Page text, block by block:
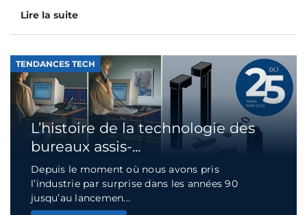
Lire la suite
TENDANCES TECH
L’histoire de la technologie des
bureaux assis-...
Depuis le moment où nous avons pris
l’industrie par surprise dans les années 90
jusqu’au lancemen...